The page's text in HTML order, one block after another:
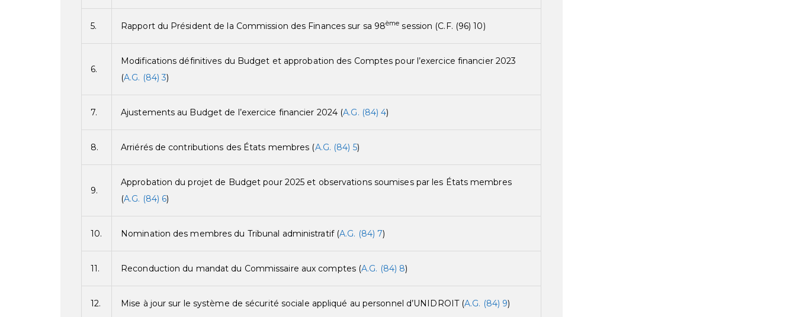
5. Rapport du Président de la Commission des Finances sur sa 98ème session (C.F. (96) 10)
6.
Modifications définitives du Budget et approbation des Comptes pour l’exercice financier 2023
(A.G. (84) 3)
7. Ajustements au Budget de l’exercice financier 2024 (A.G. (84) 4)
8. Arriérés de contributions des États membres (A.G. (84) 5)
9.
Approbation du projet de Budget pour 2025 et observations soumises par les États membres
(A.G. (84) 6)
10. Nomination des membres du Tribunal administratif (A.G. (84) 7)
11. Reconduction du mandat du Commissaire aux comptes (A.G. (84) 8)
12. Mise à jour sur le système de sécurité sociale appliqué au personnel d’UNIDROIT (A.G. (84) 9)